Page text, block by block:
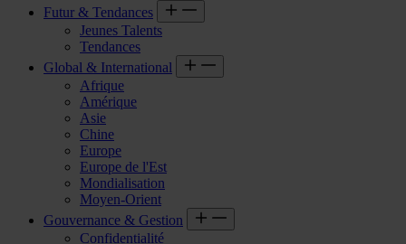
Futur & Tendances
Jeunes Talents
Tendances
Global & International
Afrique
Amérique
Asie
Chine
Europe
Europe de l'Est
Mondialisation
Moyen-Orient
Gouvernance & Gestion
Confidentialité